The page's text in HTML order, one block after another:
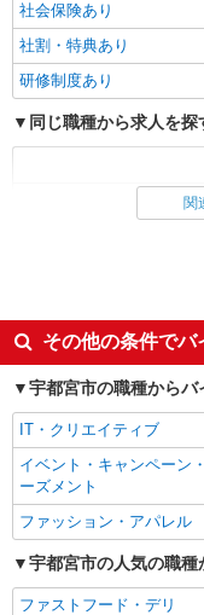
社会保険あり
社割・特典あり
研修制度あり
同じ職種から求人を探
ファストフード・デリ
大学生歓迎
週2～3日勤務OK
深夜
交通費支給
まかない・食事補助
関
その他の条件で
宇都宮市の職種から
IT・クリエイティブ
イベント・キャンペーン
ーズメント
ファッション・アパレル
宇都宮市の人気の職
ファストフード・デリ